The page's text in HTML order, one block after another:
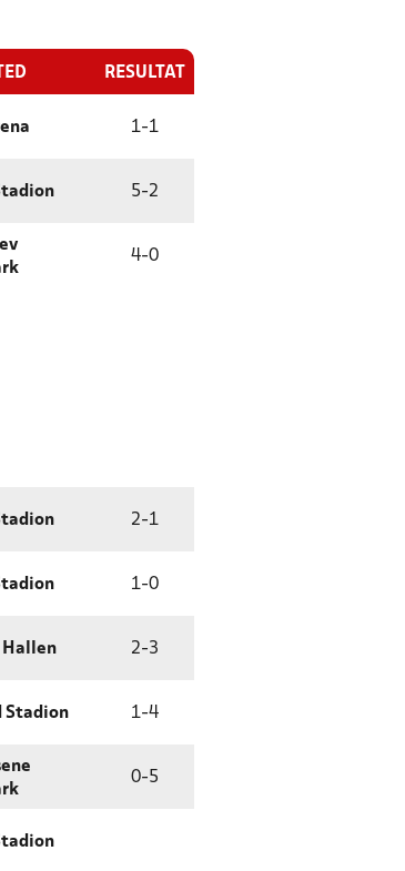
RESULTAT
1-1
5-2
4-0
2-1
1-0
Hallen 2-3
Stadion 1-4
0-5